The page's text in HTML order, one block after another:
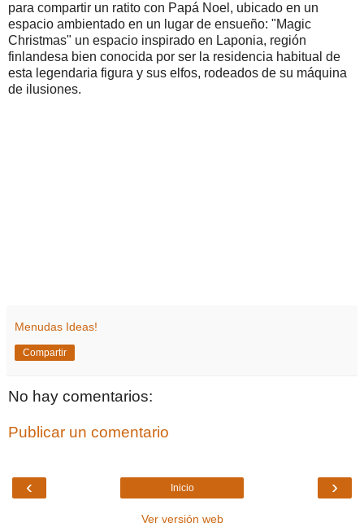
para compartir un ratito con Papá Noel, ubicado en un
espacio ambientado en un lugar de ensueño: "Magic
Christmas" un espacio inspirado en Laponia, región
finlandesa bien conocida por ser la residencia habitual de
esta legendaria figura y sus elfos, rodeados de su máquina
de ilusiones.
Menudas Ideas!
Compartir
No hay comentarios:
Publicar un comentario
‹ ›
Inicio
Ver versión web